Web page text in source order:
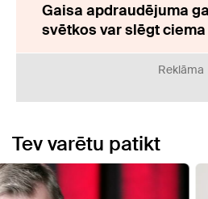
Gaisa apdraudējuma
svētkos var slēgt
Reklāma
Tev varētu patikt